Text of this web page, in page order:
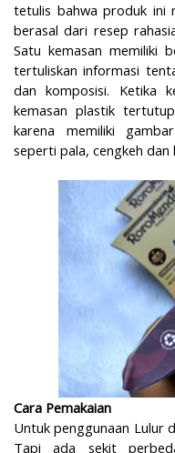
tetulis bahwa produk ini
berasal dari resep
Satu kemasan memiliki
tertuliskan informasi
dan komposisi. Ketika
kemasan plastik
karena memiliki
seperti pala, cengkeh dan
Cara Pemakaian
Untuk penggunaan Lulur
Tapi ada sekit